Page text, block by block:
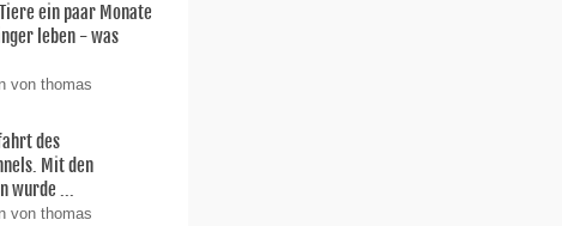
ein paar Monate
leben - was
von thomas
des
Mit den
wurde ...
von thomas